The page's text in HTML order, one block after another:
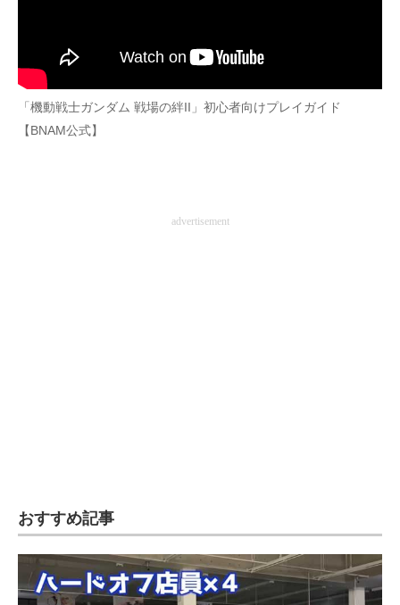
「機動戦士ガンダム 戦場の絆II」初心者向けプレイガイド
【BNAM公式】
advertisement
おすすめ記事